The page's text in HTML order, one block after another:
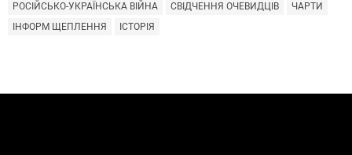
РОСІЙСЬКО-УКРАЇНСЬКА ВІЙНА
СВІДЧЕННЯ ОЧЕВИДЦІВ
ЧАРТИ
ІНФОРМ ЩЕПЛЕННЯ
ІСТОРІЯ